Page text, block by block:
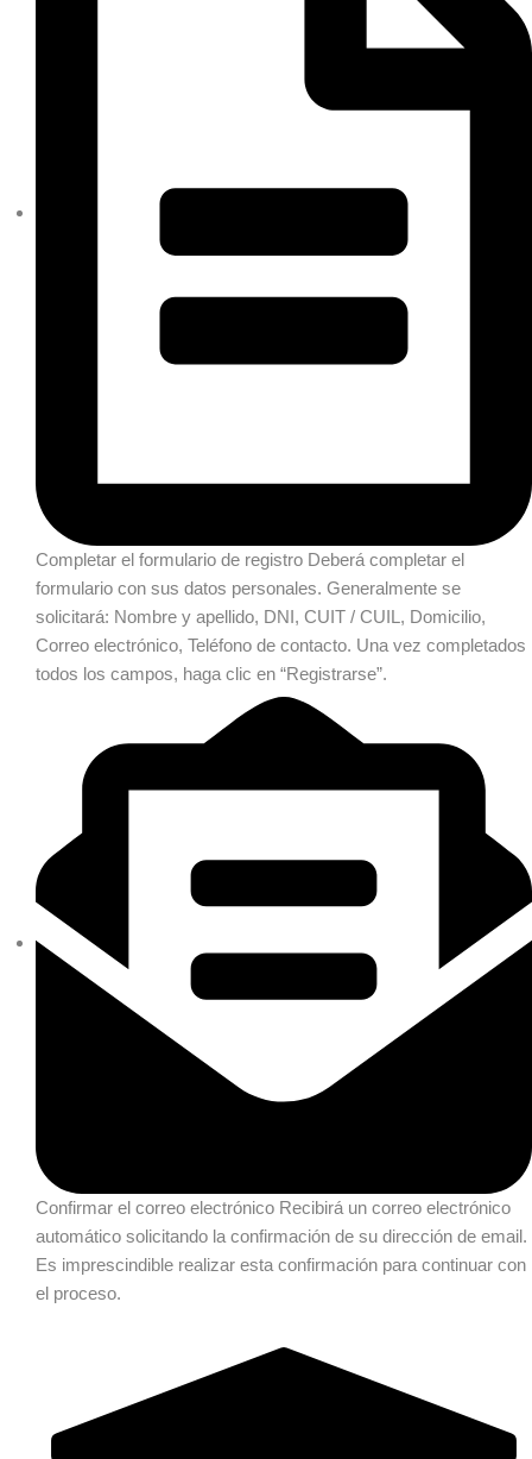
Completar el formulario de registro Deberá completar el
formulario con sus datos personales. Generalmente se
solicitará: Nombre y apellido, DNI, CUIT / CUIL, Domicilio,
Correo electrónico, Teléfono de contacto. Una vez completados
todos los campos, haga clic en “Registrarse”.
Confirmar el correo electrónico Recibirá un correo electrónico
automático solicitando la confirmación de su dirección de email.
Es imprescindible realizar esta confirmación para continuar con
el proceso.